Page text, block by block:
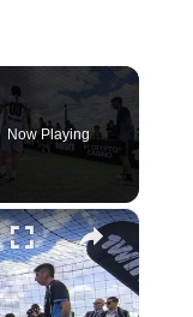
Now Playing
×